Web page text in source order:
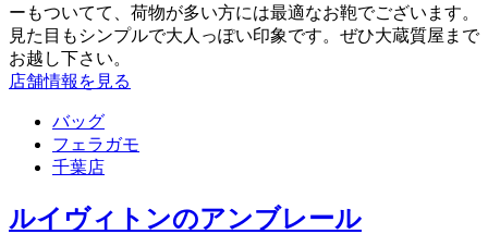
ーもついてて、荷物が多い方には最適なお鞄でございます。
見た目もシンプルで大人っぽい印象です。ぜひ大蔵質屋まで
お越し下さい。
店舗情報を見る
バッグ
フェラガモ
千葉店
ルイヴィトンのアンブレール